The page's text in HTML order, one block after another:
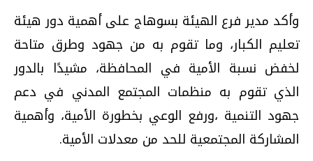
وأكد مدير فرع الهيئة بسوهاج على أهمية دور هيئة
تعليم الكبار، وما تقوم به من جهود وطرق متاحة
لخفض نسبة الأمية في المحافظة، مشيدًا بالدور
الذي تقوم به منظمات المجتمع المدني في دعم
جهود التنمية ،ورفع الوعي بخطورة الأمية، وأهمية
المشاركة المجتمعية للحد من معدلات الأمية.